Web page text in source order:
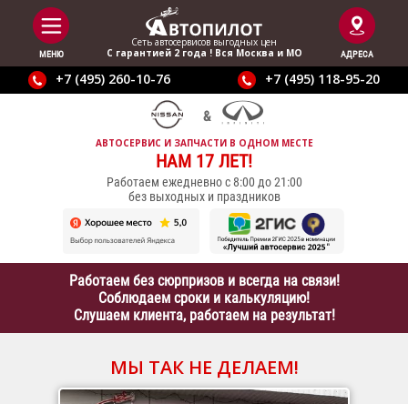
МЕНЮ
Сеть автосервисов выгодныx цен
С гарантией 2 года ! Вся Москва и МО
АДРЕСА
+7 (495) 260-10-76 +7 (495) 118-95-20
АВТОСЕРВИС И ЗАПЧАСТИ В ОДНОМ МЕСТЕ
НАМ 17 ЛЕТ!
Работаем ежедневно с 8:00 до 21:00
без выходных и праздников
Работаем без сюрпризов и всегда на связи!
Соблюдаем сроки и калькуляцию!
Слушаем клиента, работаем на результат!
МЫ ТАК НЕ ДЕЛАЕМ!